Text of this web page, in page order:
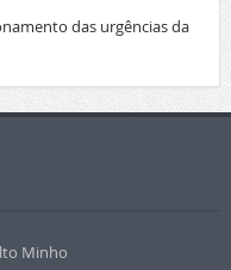
das urgências da
Minho